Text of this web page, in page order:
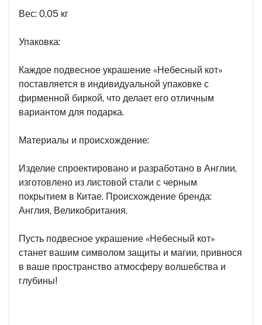
Вес: 0,05 кг
Упаковка:
Каждое подвесное украшение «Небесный кот»
поставляется в индивидуальной упаковке с
фирменной биркой, что делает его отличным
вариантом для подарка.
Материалы и происхождение:
Изделие спроектировано и разработано в Англии,
изготовлено из листовой стали с черным
покрытием в Китае. Происхождение бренда:
Англия, Великобритания.
Пусть подвесное украшение «Небесный кот»
станет вашим символом защиты и магии, привнося
в ваше пространство атмосферу волшебства и
глубины!